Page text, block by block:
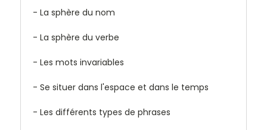
- La sphère du nom
- La sphère du verbe
- Les mots invariables
- Se situer dans l'espace et dans le temps
- Les différents types de phrases